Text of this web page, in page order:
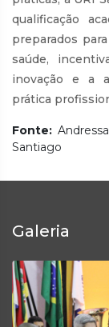
qualificação
preparados
saúde,
inovação e a
prática
Fonte:
Santiago
Galeria